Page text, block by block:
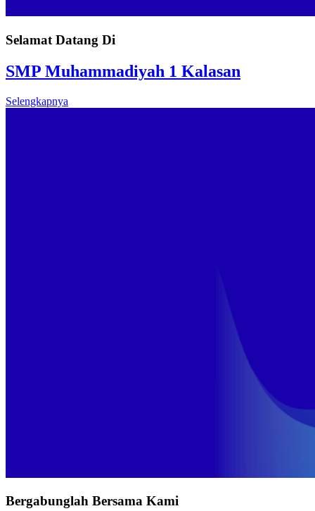
Selamat Datang Di
SMP Muhammadiyah 1 Kalasan
Selengkapnya
Bergabunglah Bersama Kami